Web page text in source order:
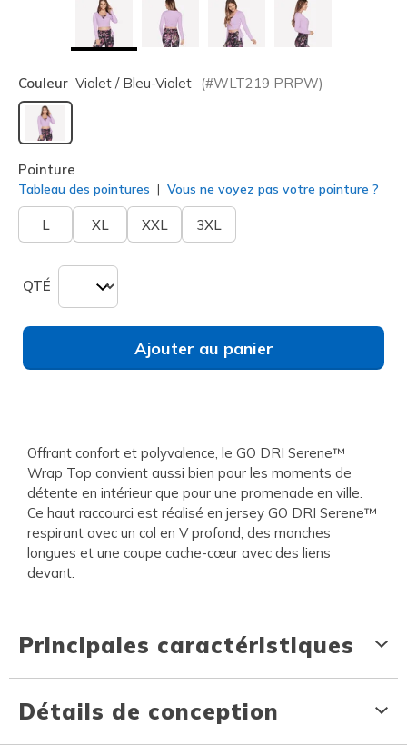
Couleur Violet / Bleu-Violet (#WLT219 PRPW)
sélectionné
Pointure
Tableau des pointures Vous ne voyez pas votre pointure ?
L XL XXL 3XL
QTÉ
Ajouter au panier
Offrant confort et polyvalence, le GO DRI Serene™
Wrap Top convient aussi bien pour les moments de
détente en intérieur que pour une promenade en ville.
Ce haut raccourci est réalisé en jersey GO DRI Serene™
respirant avec un col en V profond, des manches
longues et une coupe cache-cœur avec des liens
devant.
Principales caractéristiques
Détails de conception